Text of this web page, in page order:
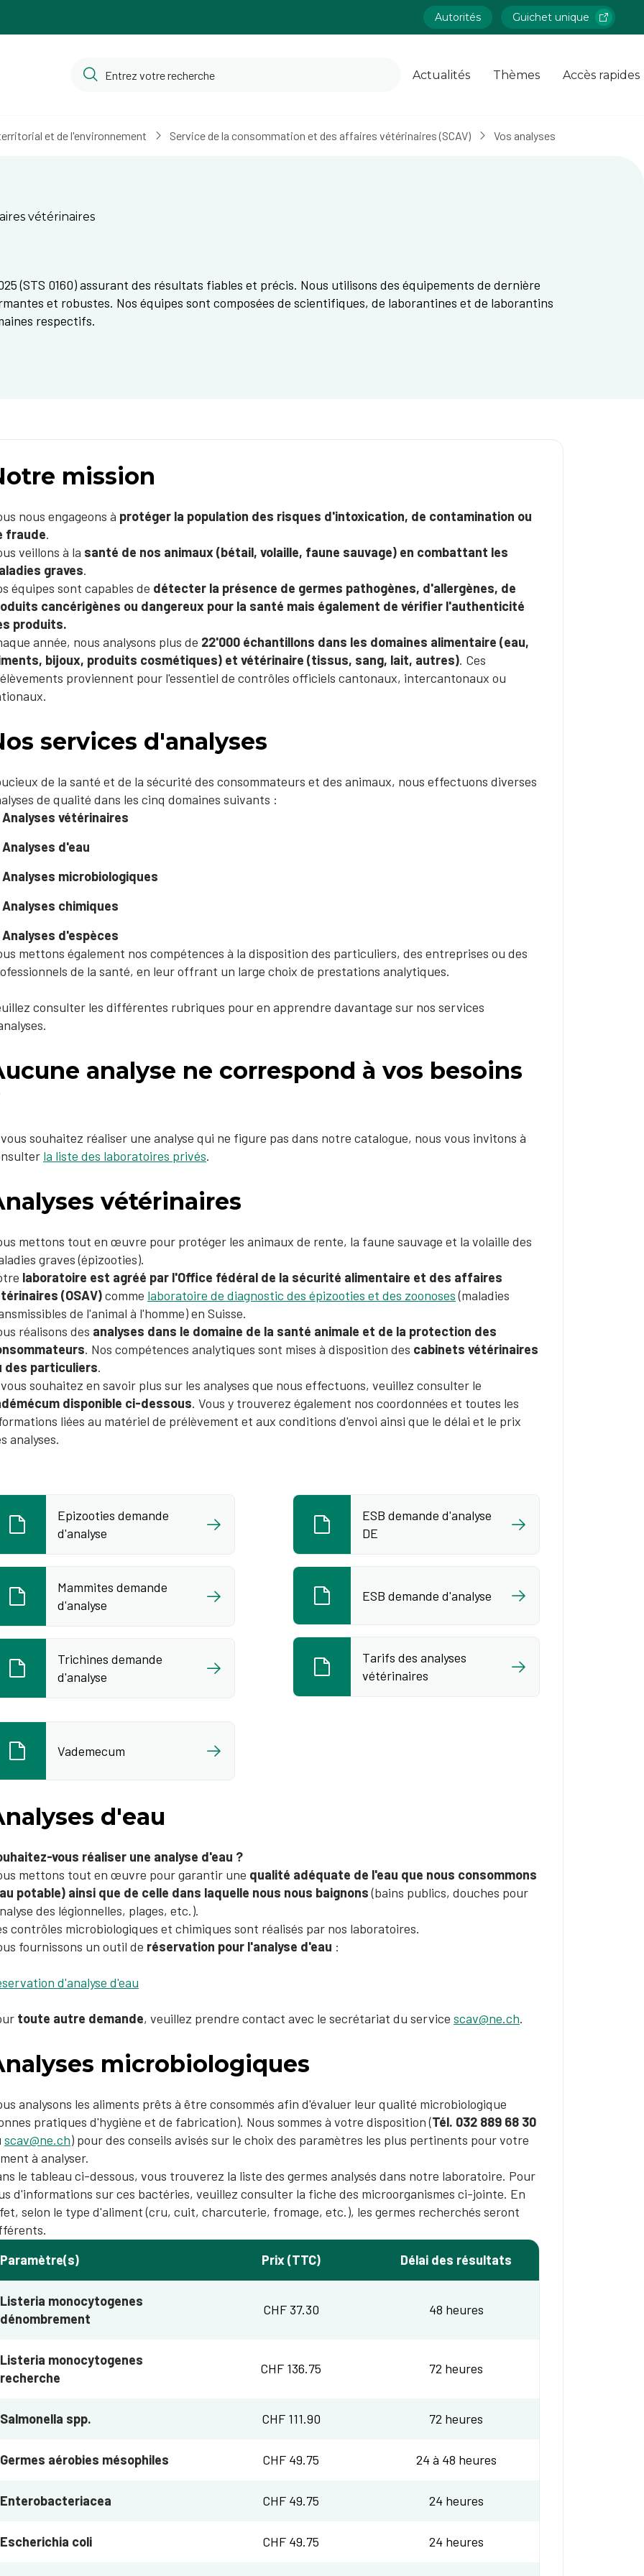
Autorités Guichet unique
Actualités Thèmes Accès rapides
et de l'environnement Service de la consommation et des affaires vétérinaires (SCAV) Vos analyses
vétérinaires
(STS 0160) assurant des résultats fiables et précis. Nous utilisons des équipements de dernière
et robustes. Nos équipes sont composées de scientifiques, de laborantines et de laborantins
respectifs.
mission
nous engageons à protéger la population des risques d'intoxication, de contamination ou
fraude.
veillons à la santé de nos animaux (bétail, volaille, faune sauvage) en combattant les
graves.
équipes sont capables de détecter la présence de germes pathogènes, d'allergènes, de
cancérigènes ou dangereux pour la santé mais également de vérifier l'authenticité
produits.
année, nous analysons plus de 22'000 échantillons dans les domaines alimentaire (eau,
bijoux, produits cosmétiques) et vétérinaire (tissus, sang, lait, autres). Ces
proviennent pour l'essentiel de contrôles officiels cantonaux, intercantonaux ou
services d'analyses
de la santé et de la sécurité des consommateurs et des animaux, nous effectuons diverses
de qualité dans les cinq domaines suivants :
​Analyses vétérinaires​
Analyses d'eau
Analyses microbiologiques​​
Analyses chimiques
Analyses d'espèces
mettons également nos compétences à la disposition des particuliers, des entreprises ou des
de la santé, en leur offrant un large choix de prestations analytiques.
consulter les différentes rubriques pour en apprendre davantage sur nos services
analyse ne correspond à vos besoins
souhaitez réaliser une analyse qui ne figure pas dans notre catalogue, nous vous invitons à
la liste des laboratoires privés​​.
vétérinaires
mettons tout en œuvre pour protéger les animaux de rente, la faune sauvage et la volaille des
graves (épizooties).
laboratoire est agréé par l'Office fédéral de la sécurité alimentaire et des affaires
(OSAV)comme laboratoire de diagnostic des épizooties et des zoonoses(maladies
de l'animal à l'homme) en Suisse.
réalisons des analyses dans le domaine de la santé animale et de la protection des
. Nos compétences analytiques sont mises à disposition des cabinets vétérinaires
des particuliers.
souhaitez en savoir plus sur les analyses que nous effectuons, veuillez consulter le
disponible ci-dessous. Vous y trouverez également nos coordonnées et toutes les
liées au matériel de prélèvement et aux conditions d'envoi ainsi que le délai et le prix
analyses.
Epizooties demande
d'analyse
Mammites demande
d'analyse
Trichines demande
d'analyse
ESB demande d'analyse
DE
ESB demande d'analyse
Tarifs des analyses
vétérinaires
Vademecum
d'eau
vous réaliser une analyse d'eau ?
mettons tout en œuvre pour garantir une qualité adéquate de l'eau que nous consommons
potable) ainsi que de celle dans laquelle nous nous baignons(bains publics, douches pour
des légionnelles, plages, etc.).
contrôles microbiologiques et chimiques sont réalisés par nos laboratoires.
fournissons un outil de réservation pour l'analyse d'eau :
d'analyse d'eau
toute autre demande, veuillez prendre contact avec le secrétariat du service scav@ne.ch.
microbiologiques
analysons les aliments prêts à être consommés afin d'évaluer leur qualité microbiologique
pratiques d'hygiène et de fabrication). Nous sommes à votre disposition (Tél. 032 889 68 30
scav@ne.ch) pour des conseils avisés sur le choix des paramètres les plus pertinents pour votre
à analyser.
le tableau ci-dessous, vous trouverez la liste des germes analysés dans notre laboratoire. Pour
d'informations sur ces bactéries, veuillez consulter la fiche des microorganismes ci-jointe. En
selon le type d'aliment (cru, cuit, charcuterie, fromage, etc.), les germes recherchés seront
Paramètre(s)
Prix (TTC) Délai des résultats
Listeria monocytogenes
dénombrement
CHF 37.30 48 heures
Listeria monocytogenes
recherche
CHF 136.75 72 heures
Salmonella spp. CHF 111.90 72 heures
Germes aérobies mésophiles CHF 49.75 24 à 48 heures
Enterobacteriacea CHF 49.75 24 heures
Escherichia coli CHF 49.75 24 heures